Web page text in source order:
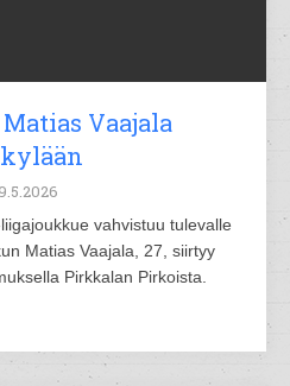
Vaajala
vahvistuu tulevalle
Matias Vaajala, 27, siirtyy
Pirkkalan Pirkoista.